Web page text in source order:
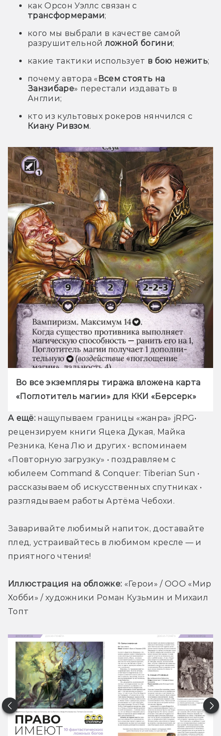
как Орсон Уэллс связан с
трансформерами;
кого мы выбрали в качестве самой
разрушительнойложной богини;
какие тактики использует в бою нежить;
почему автора « Всем стоять на
Занзибаре» перестали издавать в
Англии;
кто из культовых рокеров нянчился с
Киану Ривзом.
Во все экземпляры тиража вложена карта
«Поглотитель магии» для ККИ «Берсерк»
А ещё: нащупываем границы «жанра» jRPG•
рецензируем книги Яцека Дукая, Майка
Резника, Кена Лю и других • вспоминаем
«Повторную загрузку» • поздравляем с
юбилеем Command & Conquer: Tiberian Sun •
рассказываем об искусственных спутниках •
разглядываем работы Артёма Чебохи.
Заваривайте любимый напиток, доставайте
плед, устраивайтесь в любимом кресле — и
приятного чтения!
Иллюстрация на обложке: «Герои» / ООО «Мир
Хобби» / художники Роман Кузьмин и Михаил
Топт